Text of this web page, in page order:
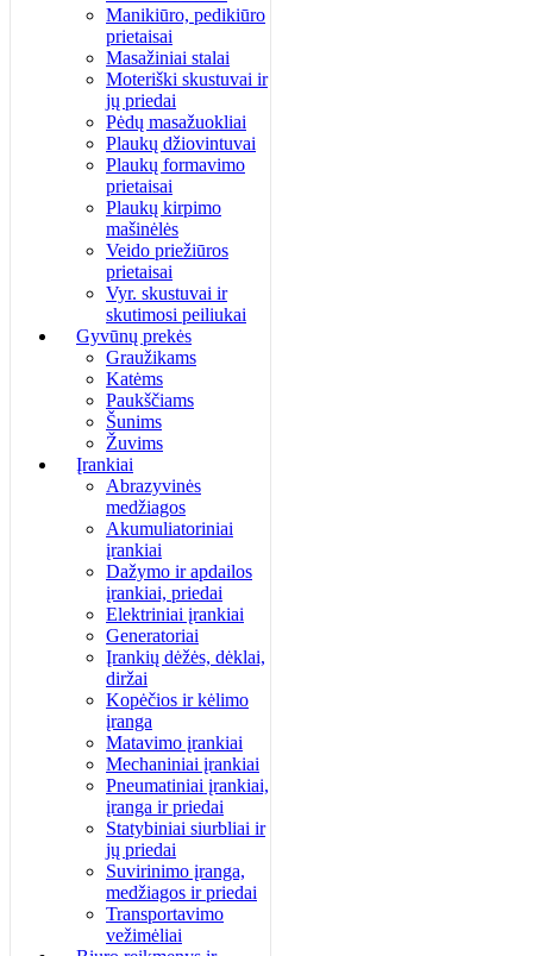
Manikiūro, pedikiūro
prietaisai
Masažiniai stalai
Moteriški skustuvai ir
jų priedai
Pėdų masažuokliai
Plaukų džiovintuvai
Plaukų formavimo
prietaisai
Plaukų kirpimo
mašinėlės
Veido priežiūros
prietaisai
Vyr. skustuvai ir
skutimosi peiliukai
Gyvūnų prekės
Graužikams
Katėms
Paukščiams
Šunims
Žuvims
Įrankiai
Abrazyvinės
medžiagos
Akumuliatoriniai
įrankiai
Dažymo ir apdailos
įrankiai, priedai
Elektriniai įrankiai
Generatoriai
Įrankių dėžės, dėklai,
diržai
Kopėčios ir kėlimo
įranga
Matavimo įrankiai
Mechaniniai įrankiai
Pneumatiniai įrankiai,
įranga ir priedai
Statybiniai siurbliai ir
jų priedai
Suvirinimo įranga,
medžiagos ir priedai
Transportavimo
vežimėliai